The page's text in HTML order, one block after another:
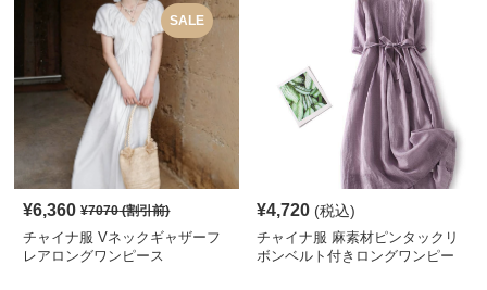
SALE
¥6,360 ¥7070(割引前)
チャイナ服 Vネックギャザーフ
レアロングワンピース
¥4,720 (税込)
チャイナ服 麻素材ピンタックリ
ボンベルト付きロングワンピー